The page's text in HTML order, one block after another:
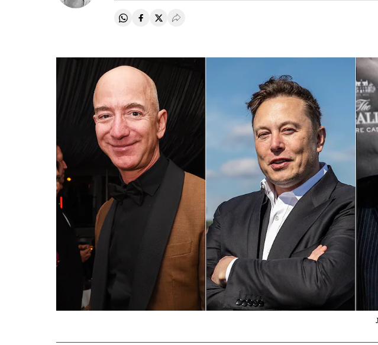
Compartir en Whatsapp
Compartir en Facebook
Compartir en Twitter
Desplegar Redes Sociales